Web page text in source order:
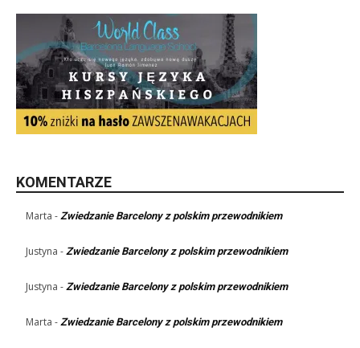
KOMENTARZE
Marta - Zwiedzanie Barcelony z polskim przewodnikiem
Justyna - Zwiedzanie Barcelony z polskim przewodnikiem
Justyna - Zwiedzanie Barcelony z polskim przewodnikiem
Marta - Zwiedzanie Barcelony z polskim przewodnikiem